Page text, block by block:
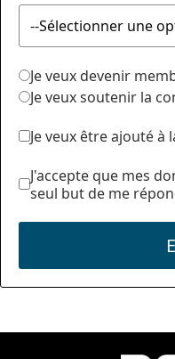
Je veux devenir
Je veux soutenir la
Je veux être ajouté à
J'accepte que mes
seul but de me